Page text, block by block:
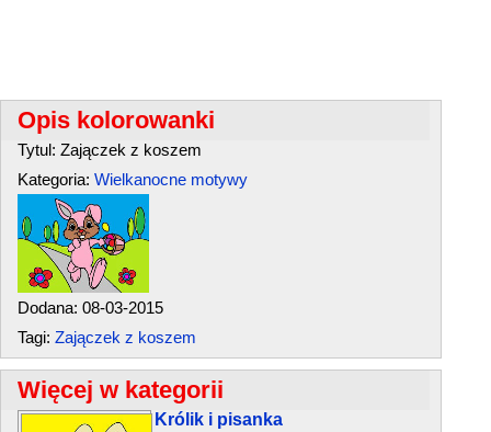
Opis kolorowanki
Tytul: Zajączek z koszem
Kategoria: Wielkanocne motywy
Dodana: 08-03-2015
Tagi: Zajączek z koszem
Więcej w kategorii
Królik i pisanka